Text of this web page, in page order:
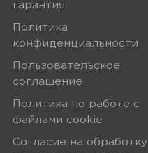
гарантия
Политика
конфиденциальности
Пользовательское
соглашение
Политика по работе с
файлами сookie
Согласие на обработку